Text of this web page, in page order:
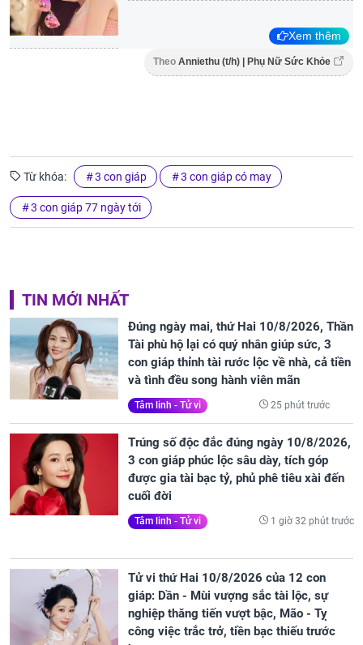
Xem thêm
Theo Anniethu (t/h) | Phụ Nữ Sức Khỏe
Từ khóa: 3 con giáp 3 con giáp có may
3 con giáp 77 ngày tới
TIN MỚI NHẤT
Đúng ngày mai, thứ Hai 10/8/2026, Thần
Tài phù hộ lại có quý nhân giúp sức, 3
con giáp thỉnh tài rước lộc về nhà, cả tiền
và tình đều song hành viên mãn
Tâm linh - Tử vi 25 phút trước
Trúng số độc đắc đúng ngày 10/8/2026,
3 con giáp phúc lộc sâu dày, tích góp
được gia tài bạc tỷ, phủ phê tiêu xài đến
cuối đời
Tâm linh - Tử vi 1 giờ 32 phút trước
Tử vi thứ Hai 10/8/2026 của 12 con
giáp: Dần - Mùi vượng sắc tài lộc, sự
nghiệp thăng tiến vượt bậc, Mão - Tỵ
công việc trắc trở, tiền bạc thiếu trước